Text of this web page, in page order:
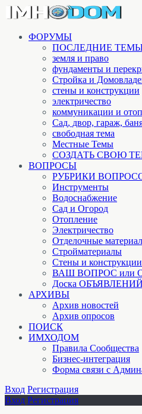
ФОРУМЫ
ПОСЛЕДНИЕ
земля и право
фундаменты и
Стройка и
стены и конструкции
электричество
коммуникации и
Cад, двор, гараж,
свободная тема
Местные Темы
СОЗДАТЬ СВОЮ
ВОПРОСЫ
РУБРИКИ
Инструменты
Водоснабжение
Сад и Огород
Отопление
Электричество
Отделочные
Стройматериалы
Стены и конструкции
ВАШ ВОПРОС или
Доска ОБЪЯВЛЕНИЙ
АРХИВЫ
Архив новостей
Архив опросов
ПОИСК
ИМХОДОМ
Правила Сообщества
Бизнес-интеграция
Форма связи с
Вход Регистрация
Вход Регистрация